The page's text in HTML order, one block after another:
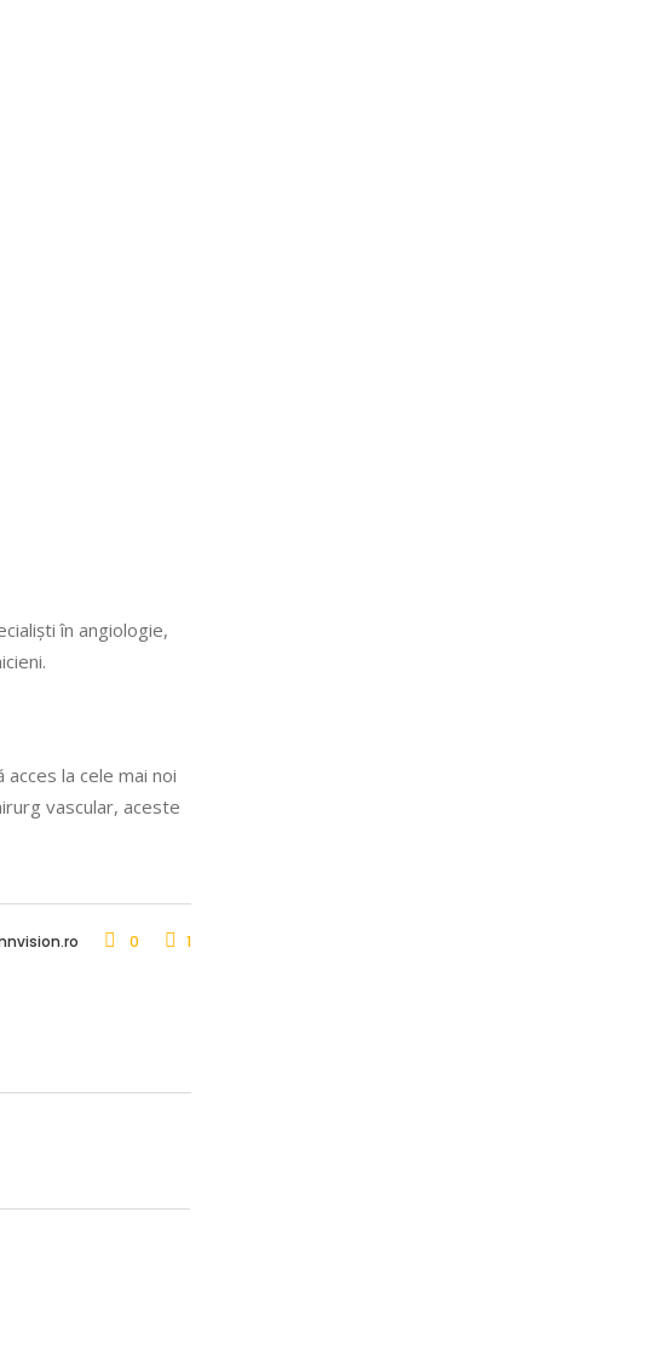
în angiologie,
la cele mai noi
vascular, aceste
0 1